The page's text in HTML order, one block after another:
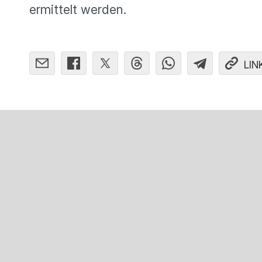
ermittelt werden.